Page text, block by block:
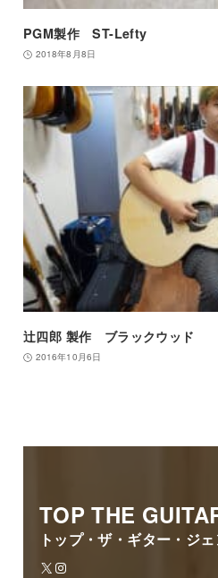
PGM製作 ST-Lefty
2018年8月8日
辻四郎 製作 ブラックウッド
2016年10月6日
TOP THE
トップ・ザ・ギター・ジ
X Instagram